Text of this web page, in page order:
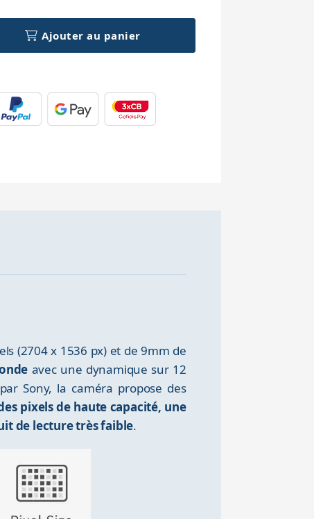
Ajouter au panier
(2704 x 1536 px) et de 9mm de
avec une dynamique sur 12
Sony, la caméra propose des
pixels de haute capacité, une
de lecture très faible.